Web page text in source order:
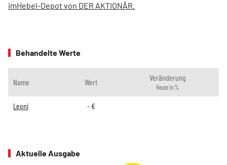
imHebel-Depot von DER AKTIONÄR.
Behandelte Werte
Name Wert Veränderung
Heute in %
Leoni -€
Aktuelle Ausgabe